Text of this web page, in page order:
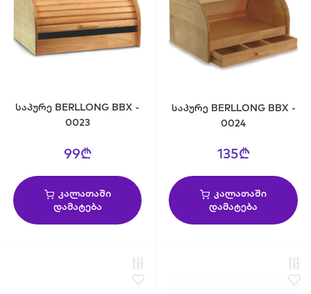
საპურე BERLLONG BBX -
0023
99₾
კალათაში
დამატება
საპურე BERLLONG BBX -
0024
135₾
კალათაში
დამატება